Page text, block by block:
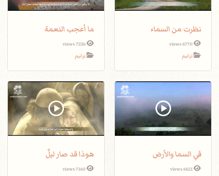
نظرت من السماء
6770 views
ترانيم
ما أعجب النعمة
7236 views
ترانيم
في السما والأرض
6621 views
هوذا قد صار ليلٌ
7160 views